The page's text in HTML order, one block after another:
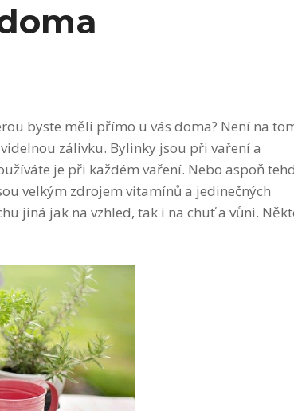
byste měli přímo u vás doma? Není na
zálivku. Bylinky jsou při vaření a
je při každém vaření. Nebo aspoň
velkým zdrojem vitamínů a jedinečných
jiná jak na vzhled, tak i na chuť a vůni.